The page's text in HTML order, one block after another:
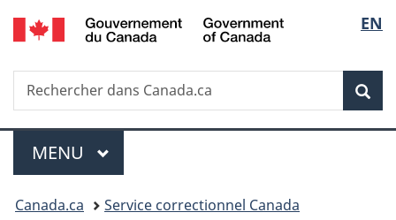
Passer
au
principal
Passer
à
Au
du
Passer
à
version
simplifiée
de
la
EN
Recherche
Rechercher
dans
Menu
MENU PRINCIPAL
Vous
Canada.ca
Service correctionnel Canada